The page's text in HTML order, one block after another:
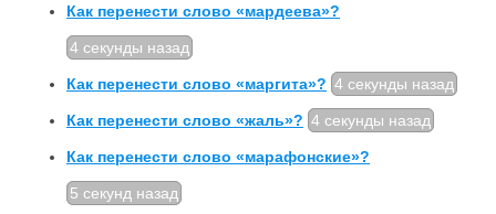
Как перенести слово «мардеева»?
4 секунды назад
Как перенести слово «маргита»? 4 секунды назад
Как перенести слово «жаль»? 4 секунды назад
Как перенести слово «марафонские»?
5 секунд назад